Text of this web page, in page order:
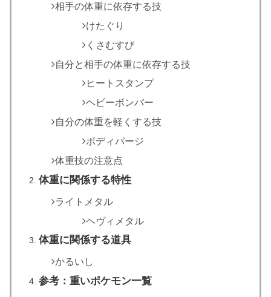
相手の体重に依存する技
けたぐり
くさむすび
自分と相手の体重に依存する技
ヒートスタンプ
ヘビーボンバー
自分の体重を軽くする技
ボディパージ
体重技の注意点
体重に関係する特性
ライトメタル
ヘヴィメタル
体重に関係する道具
かるいし
参考：重いポケモン一覧